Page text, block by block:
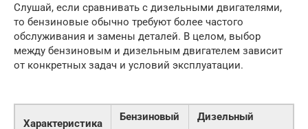
Слушай, если сравнивать с дизельными двигателями,
то бензиновые обычно требуют более частого
обслуживания и замены деталей. В целом, выбор
между бензиновым и дизельным двигателем зависит
от конкретных задач и условий эксплуатации.
Характеристика
Бензиновый
Дизельный